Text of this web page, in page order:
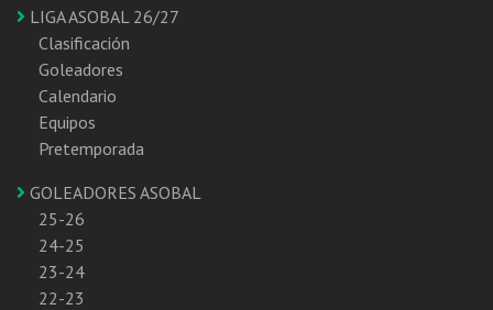
LIGA ASOBAL 26/27
Clasificación
Goleadores
Calendario
Equipos
Pretemporada
GOLEADORES ASOBAL
25-26
24-25
23-24
22-23